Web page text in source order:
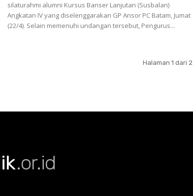
silaturahmi alumni Kursus Banser Lanjutan (Susbalan)
Angkatan IV yang diselenggarakan GP Ansor PC Batam, Jumat
(22/4). Selain memenuhi undangan tersebut, Pengurus...
Halaman 1 dari 2
.or.id